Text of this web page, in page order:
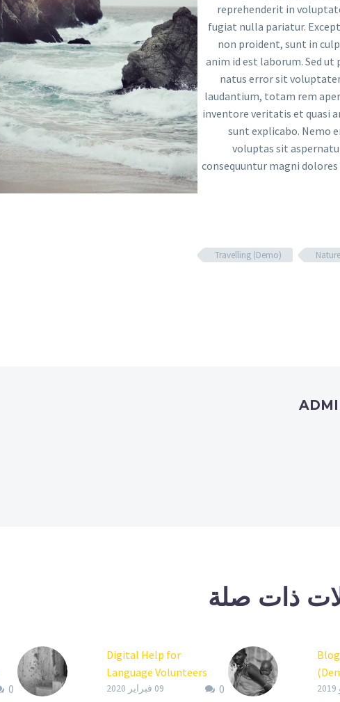
reprehenderit in
fugiat nulla pariatur.
non proident, sunt in
anim id est laborum. Sed
natus error sit
laudantium, totam rem
inventore veritatis et quasi
sunt explicabo. Nemo
voluptas sit
consequuntur magni
Travelling (Demo)
ذات صلة
0
Digital Help for
Language Volunteers
(Demo)
0 09 فبراير 2020